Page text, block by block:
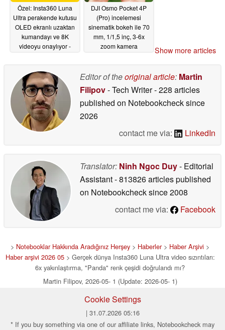
Özel: Insta360 Luna
Ultra perakende kutusu
OLED ekranlı uzaktan
kumandayı ve 8K
videoyu onaylıyor -
DJI Osmo Pocket 4P
(Pro) incelemesi
sinematik bokeh ile 70
mm, 1/1,5 inç, 3-6x
zoom kamera
Show more articles
Editor of theoriginal article: Martin
Filipov- Tech Writer- 228 articles
published on Notebookchecksince
2026
contact me via:
LinkedIn
Translator: Ninh Ngoc Duy- Editorial
Assistant- 813826 articles published
on Notebookchecksince 2008
contact me via:
Facebook
> Notebooklar Hakkında Aradığınız Herşey > Haberler> Haber Arşivi >
Haber arşivi 2026 05> Gerçek dünya Insta360 Luna Ultra video sızıntıları:
6x yakınlaştırma, "Panda" renk çeşidi doğrulandı mı?
Martin Filipov, 2026-05- 1 (Update: 2026-05- 1)
Cookie Settings
| 31.07.2026 05:16
* If you buy something via one of our affiliate links, Notebookcheck may